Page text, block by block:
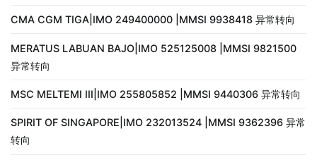
CMA CGM TIGA|IMO 249400000 |MMSI 9938418 异常转向
MERATUS LABUAN BAJO|IMO 525125008 |MMSI 9821500
异常转向
MSC MELTEMI III|IMO 255805852 |MMSI 9440306 异常转向
SPIRIT OF SINGAPORE|IMO 232013524 |MMSI 9362396 异常
转向